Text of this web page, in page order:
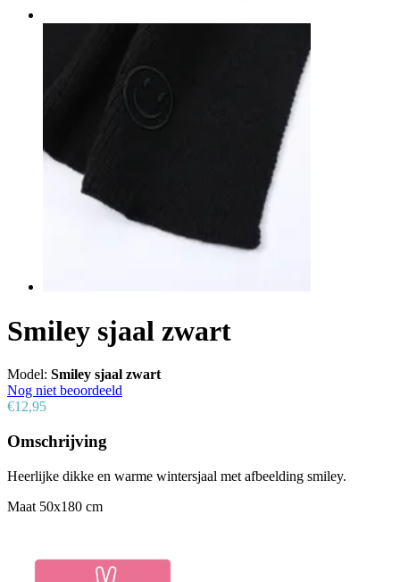
Smiley sjaal zwart
Model: Smiley sjaal zwart
Nog niet beoordeeld
€12,95
Omschrijving
Heerlijke dikke en warme wintersjaal met afbeelding smiley.
Maat 50x180 cm